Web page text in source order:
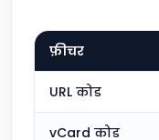
फ़ीचर
URL कोड
vCard कोड